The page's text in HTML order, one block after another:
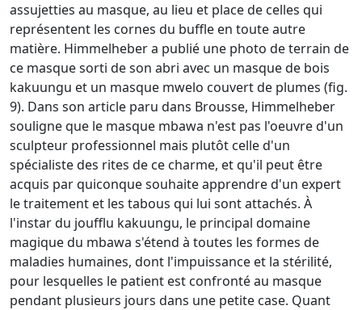
assujetties au masque, au lieu et place de celles qui
représentent les cornes du buffle en toute autre
matière. Himmelheber a publié une photo de terrain de
ce masque sorti de son abri avec un masque de bois
kakuungu et un masque mwelo couvert de plumes (fig.
9). Dans son article paru dans Brousse, Himmelheber
souligne que le masque mbawa n'est pas l'oeuvre d'un
sculpteur professionnel mais plutôt celle d'un
spécialiste des rites de ce charme, et qu'il peut être
acquis par quiconque souhaite apprendre d'un expert
le traitement et les tabous qui lui sont attachés. À
l'instar du joufflu kakuungu, le principal domaine
magique du mbawa s'étend à toutes les formes de
maladies humaines, dont l'impuissance et la stérilité,
pour lesquelles le patient est confronté au masque
pendant plusieurs jours dans une petite case. Quant